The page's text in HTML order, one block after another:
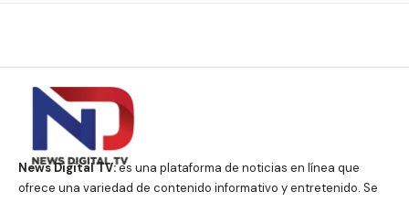
News Digital TV:es una plataforma de noticias en línea que
ofrece una variedad de contenido informativo y entretenido. Se